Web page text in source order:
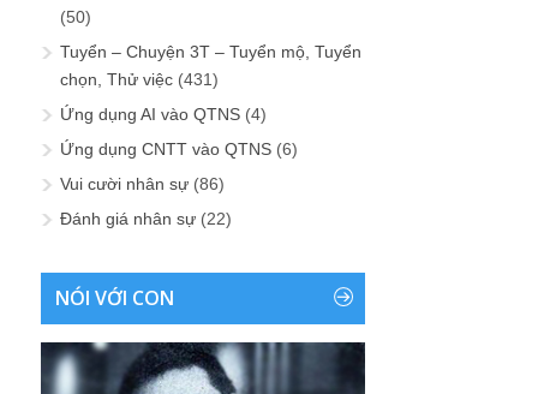
(50)
Tuyển – Chuyện 3T – Tuyển mộ, Tuyển
chọn, Thử việc (431)
Ứng dụng AI vào QTNS (4)
Ứng dụng CNTT vào QTNS (6)
Vui cười nhân sự (86)
Đánh giá nhân sự (22)
NÓI VỚI CON